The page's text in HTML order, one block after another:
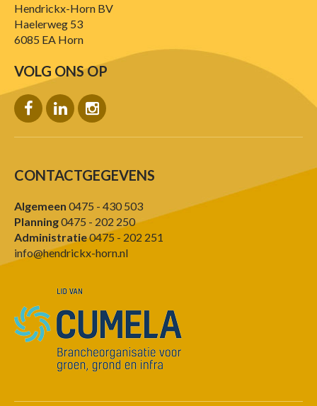
Hendrickx-Horn BV
Haelerweg 53
6085 EA Horn
VOLG ONS OP
CONTACTGEGEVENS
Algemeen 0475 - 430 503
Planning0475 - 202 250
Administratie0475 - 202 251
info@hendrickx-horn.nl